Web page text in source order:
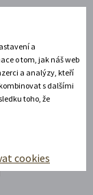
a
na
a
o tom, jak náš web
a analýzy, kteří
s dalšími
toho, že
cookies